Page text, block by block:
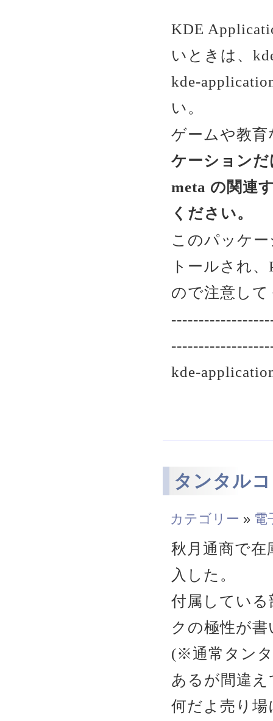
KDE
いときは、
kde-
い。
ゲームや教育
ケーション
meta の関連
ください。
このパッケ
トールされ
ので注意し
kde-
タンタル
カテゴリー » 電
秋月通商で
入した。
付属してい
クの極性が
(※通常タン
あるが間違
何だよ売り